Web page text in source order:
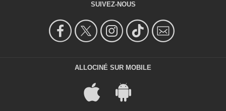
SUIVEZ-NOUS
ALLOCINÉ SUR MOBILE